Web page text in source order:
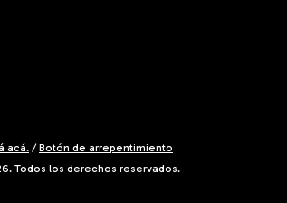
acá. / Botón de arrepentimiento
Todos los derechos reservados.